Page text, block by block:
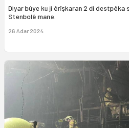
Diyar bûye ku ji êrîşkaran 2 di destpêka
Stenbolê mane.
26 Adar 2024